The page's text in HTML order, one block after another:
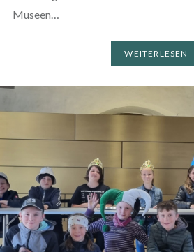
Museen…
WEITERLESEN